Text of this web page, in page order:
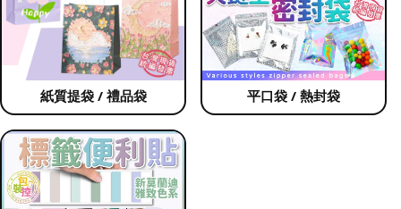
紙質提袋 / 禮品袋 平口袋 / 熱封袋